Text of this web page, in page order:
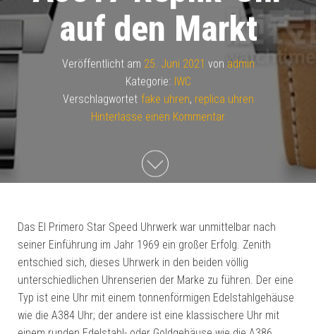
auf den Markt
Veröffentlicht am 25. Juni 2021 von admin
Kategorie: IWC
Verschlagwortet fake uhren, replica uhren
Hinterlasse einen Kommentar
Das El Primero Star Speed ​​Uhrwerk war unmittelbar nach
seiner Einführung im Jahr 1969 ein großer Erfolg. Zenith
entschied sich, dieses Uhrwerk in den beiden völlig
unterschiedlichen Uhrenserien der Marke zu führen. Der eine
Typ ist eine Uhr mit einem tonnenförmigen Edelstahlgehäuse
wie die A384 Uhr; der andere ist eine klassischere Uhr mit